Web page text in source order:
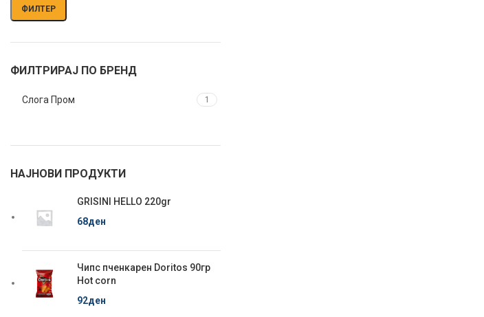
ФИЛТЕР
ФИЛТРИРАЈ ПО БРЕНД
Слога Пром 1
НАЈНОВИ ПРОДУКТИ
GRISINI HELLO 220gr
68ден
Чипс пченкарен Doritos 90гр
Hot corn
92ден